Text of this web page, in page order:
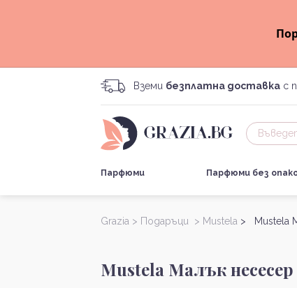
Вземи безплатна доставка с
Парфюми Парфюми без
Grazia > Подаръци > Mustela > Mustela
Mustela Малък несесер